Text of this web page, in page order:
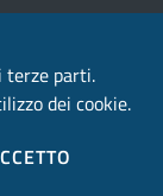
Gruppo
terze parti.
dei cookie.